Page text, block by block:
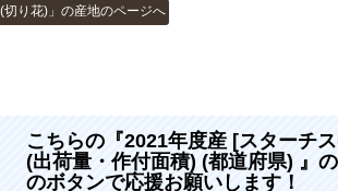
(切り花)」の産地のページへ
こちらの『2021年度産 [スターチ
(出荷量・作付面積) (都道府県) 』
のボタンで応援お願いします！